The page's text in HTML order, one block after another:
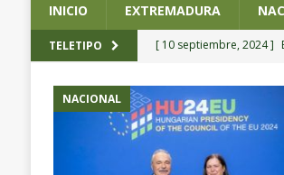
INICIO EXTREMADURA
TELETIPO [ 10 septiembre, 2024 ]
[ 4 septiembre, 2024 ]
Pesca y Alimentación
[ 4 septiembre, 2024 ]
NACIONAL